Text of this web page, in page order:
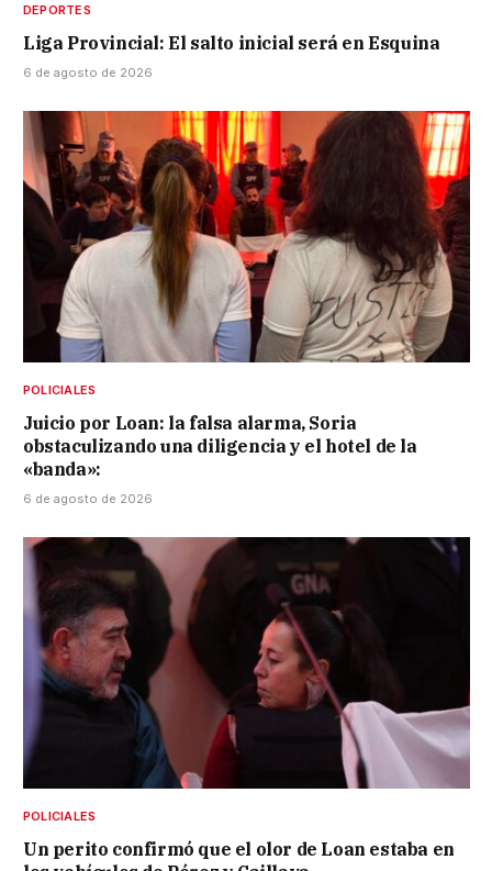
DEPORTES
Liga Provincial: El salto inicial será en Esquina
6 de agosto de 2026
POLICIALES
Juicio por Loan: la falsa alarma, Soria
obstaculizando una diligencia y el hotel de la
«banda»:
6 de agosto de 2026
POLICIALES
Un perito confirmó que el olor de Loan estaba en